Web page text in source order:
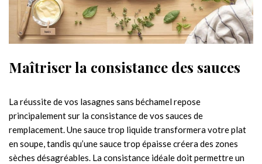
Maîtriser la consistance des sauces
La réussite de vos lasagnes sans béchamel repose
principalement sur la consistance de vos sauces de
remplacement. Une sauce trop liquide transformera votre plat
en soupe, tandis qu’une sauce trop épaisse créera des zones
sèches désagréables. La consistance idéale doit permettre un